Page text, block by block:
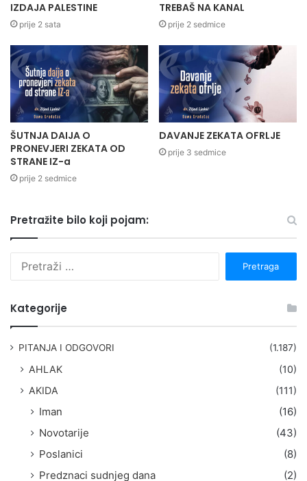
IZDAJA PALESTINE
prije 2 sata
TREBAŠ NA KANAL
prije 2 sedmice
ŠUTNJA DAIJA O
PRONEVJERI ZEKATA OD
STRANE IZ-a
prije 2 sedmice
DAVANJE ZEKATA OFRLJE
prije 3 sedmice
Pretražite bilo koji pojam:
Kategorije
PITANJA I ODGOVORI (1.187)
AHLAK
(10)
AKIDA
(111)
Iman
(16)
Novotarije
(43)
Poslanici
(8)
Predznaci sudnjeg dana
(2)